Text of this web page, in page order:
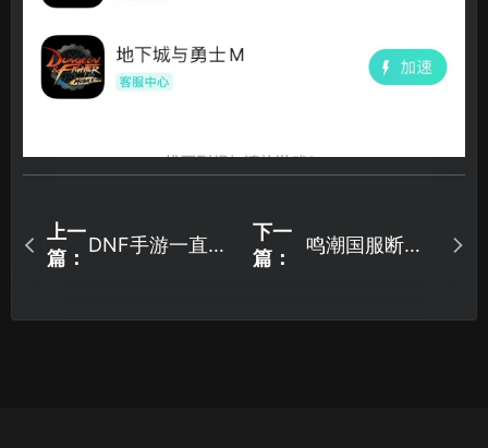
上一
篇：
DNF手游一直登
下一
篇：
鸣潮国服断连